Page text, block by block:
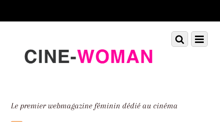
down
Le premier webmagazine féminin dédié au cinéma
Menu
Scroll
down